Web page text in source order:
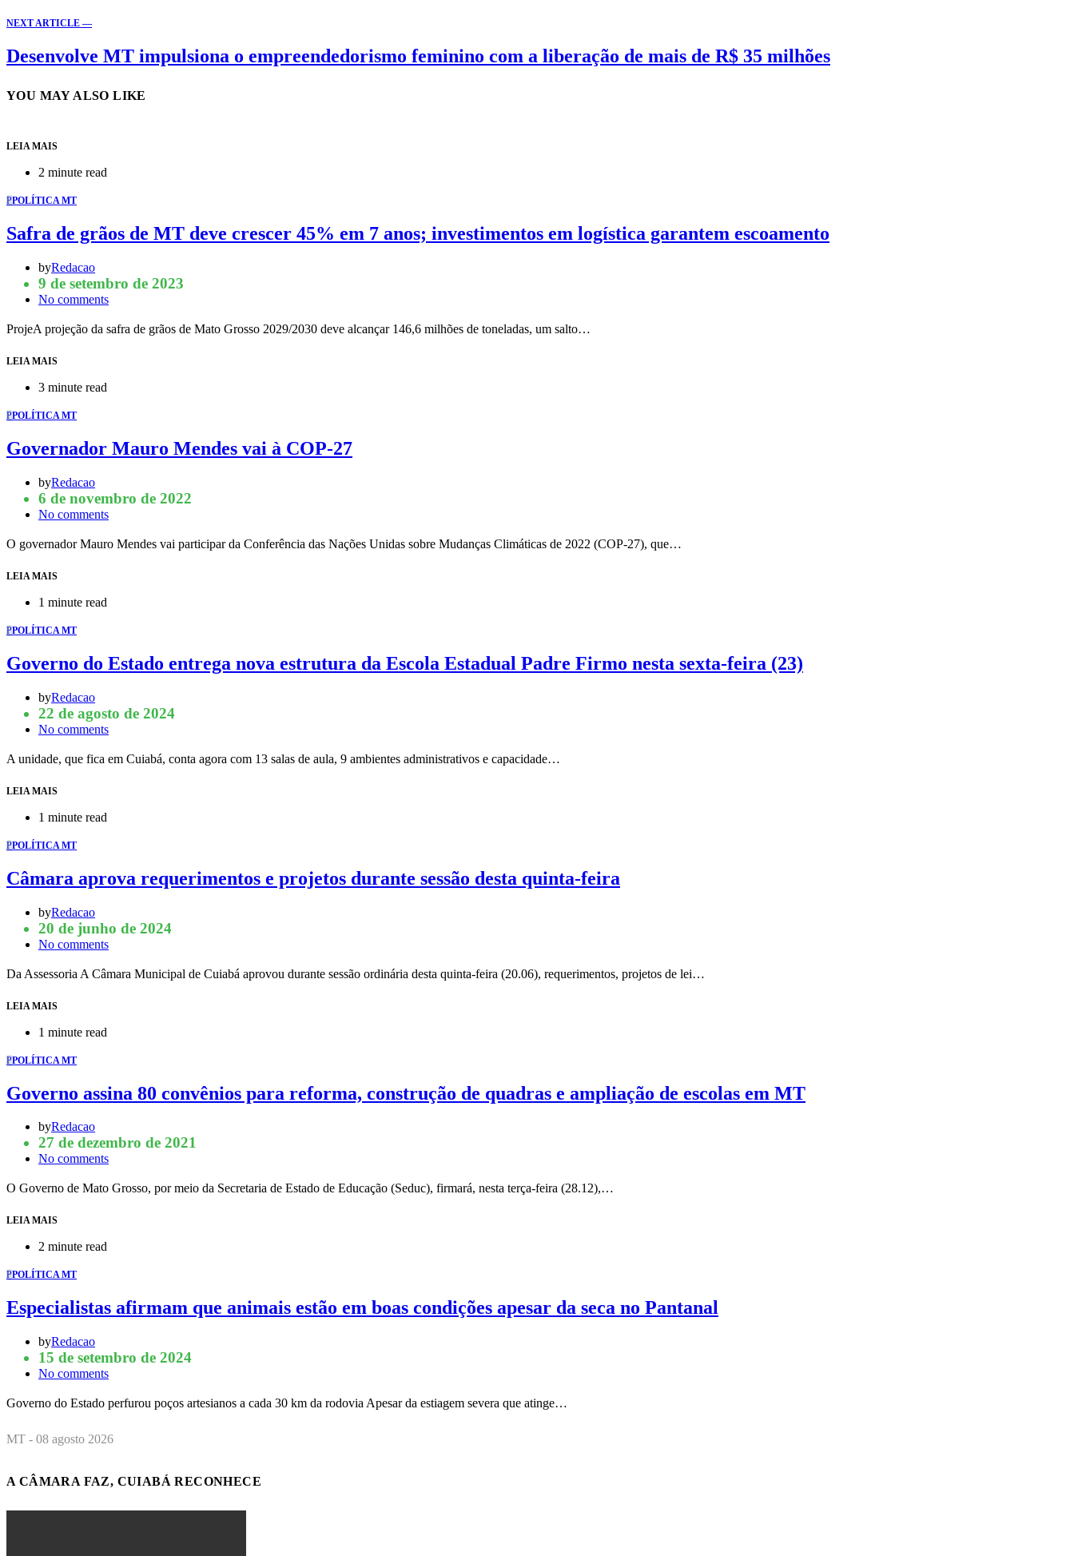
NEXT ARTICLE —
Desenvolve MT impulsiona o empreendedorismo feminino com a liberação de mais de R$ 35 milhões
YOU MAY ALSO LIKE
LEIA MAIS
2 minute read
PPOLÍTICA MT
Safra de grãos de MT deve crescer 45% em 7 anos; investimentos em logística garantem escoamento
byRedacao
9 de setembro de 2023
No comments
ProjeA projeção da safra de grãos de Mato Grosso 2029/2030 deve alcançar 146,6 milhões de toneladas, um salto…
LEIA MAIS
3 minute read
PPOLÍTICA MT
Governador Mauro Mendes vai à COP-27
byRedacao
6 de novembro de 2022
No comments
O governador Mauro Mendes vai participar da Conferência das Nações Unidas sobre Mudanças Climáticas de 2022 (COP-27), que…
LEIA MAIS
1 minute read
PPOLÍTICA MT
Governo do Estado entrega nova estrutura da Escola Estadual Padre Firmo nesta sexta-feira (23)
byRedacao
22 de agosto de 2024
No comments
A unidade, que fica em Cuiabá, conta agora com 13 salas de aula, 9 ambientes administrativos e capacidade…
LEIA MAIS
1 minute read
PPOLÍTICA MT
Câmara aprova requerimentos e projetos durante sessão desta quinta-feira
byRedacao
20 de junho de 2024
No comments
Da Assessoria A Câmara Municipal de Cuiabá aprovou durante sessão ordinária desta quinta-feira (20.06), requerimentos, projetos de lei…
LEIA MAIS
1 minute read
PPOLÍTICA MT
Governo assina 80 convênios para reforma, construção de quadras e ampliação de escolas em MT
byRedacao
27 de dezembro de 2021
No comments
O Governo de Mato Grosso, por meio da Secretaria de Estado de Educação (Seduc), firmará, nesta terça-feira (28.12),…
LEIA MAIS
2 minute read
PPOLÍTICA MT
Especialistas afirmam que animais estão em boas condições apesar da seca no Pantanal
byRedacao
15 de setembro de 2024
No comments
Governo do Estado perfurou poços artesianos a cada 30 km da rodovia Apesar da estiagem severa que atinge…
MT - 08 agosto 2026
A CÂMARA FAZ, CUIABÁ RECONHECE